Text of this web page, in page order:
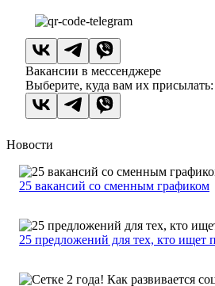
Вакансии в мессенджере
Выберите, куда вам их присылать:
Новости
25 вакансий со сменным графиком
25 предложений для тех, кто ищет